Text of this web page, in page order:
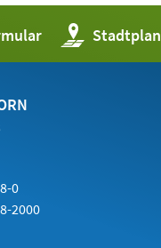
Stadtplan
(Öffnet
in
einem
0
2000